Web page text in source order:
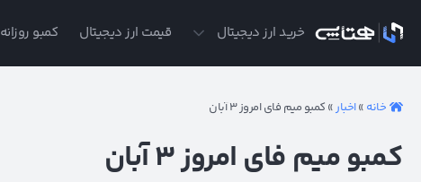
خرید ارز دیجیتال قیمت ارز دیجیتال کمبو روزانه
خانه »اخبار» کمبو میم فای امروز ۳ آبان
کمبو میم فای امروز ۳ آبان